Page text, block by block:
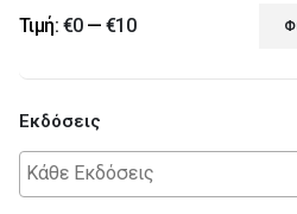
Ελάχιστη
τιμή
Μέγιστη
τιμή
Τιμή: €0— €10
Εκδόσεις